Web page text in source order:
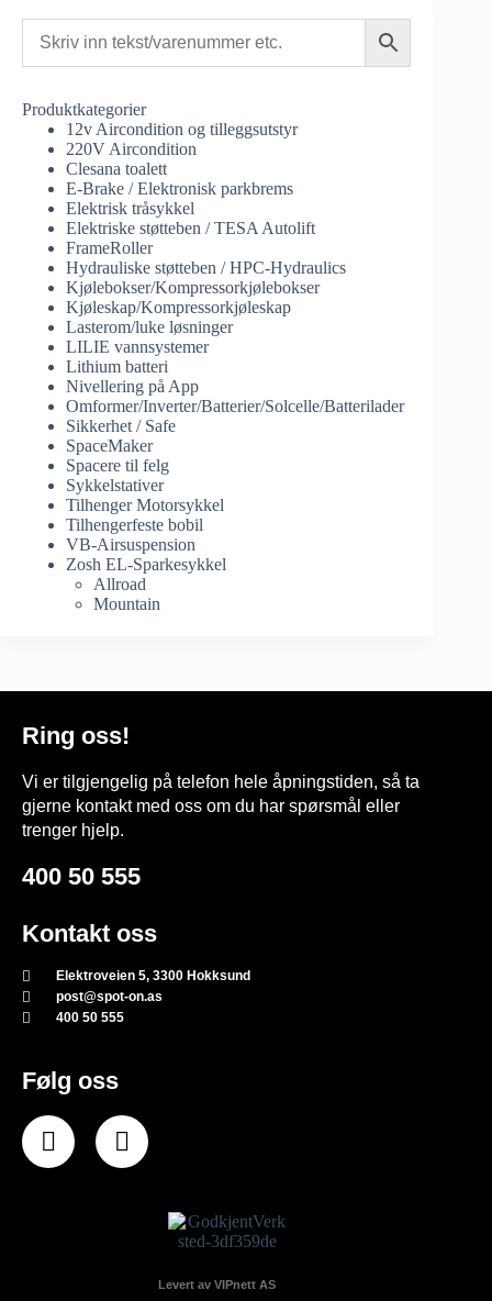
Produktkategorier
12v Aircondition og tilleggsutstyr
220V Aircondition
Clesana toalett
E-Brake / Elektronisk parkbrems
Elektrisk tråsykkel
Elektriske støtteben / TESA Autolift
FrameRoller
Hydrauliske støtteben / HPC-Hydraulics
Kjølebokser/Kompressorkjølebokser
Kjøleskap/Kompressorkjøleskap
Lasterom/luke løsninger
LILIE vannsystemer
Lithium batteri
Nivellering på App
Omformer/Inverter/Batterier/Solcelle/Batterilader
Sikkerhet / Safe
SpaceMaker
Spacere til felg
Sykkelstativer
Tilhenger Motorsykkel
Tilhengerfeste bobil
VB-Airsuspension
Zosh EL-Sparkesykkel
Allroad
Mountain
Ring oss!
Vi er tilgjengelig på telefon hele åpningstiden, så ta
gjerne kontakt med oss om du har spørsmål eller
trenger hjelp.
400 50 555
Kontakt oss
Elektroveien 5, 3300 Hokksund
post@spot-on.as
400 50 555
Følg oss
Levert av VIPnett AS